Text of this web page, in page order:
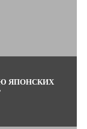
ЯПОНСКИХ